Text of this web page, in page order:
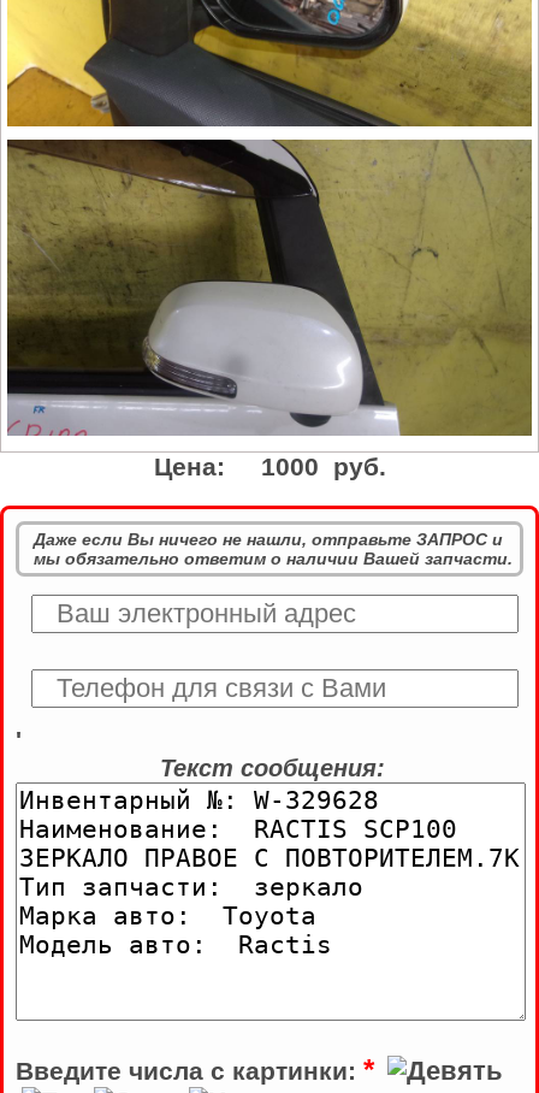
Цена: 1000 руб.
Даже если Вы ничего не нашли, отправьте ЗАПРОС и
мы обязательно ответим о наличии Вашей запчасти.
'
Текст сообщения:
Введите числа с картинки: *